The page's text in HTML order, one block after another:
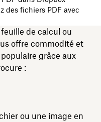
des fichiers PDF avec
de calcul ou
offre commodité et
grâce aux
:
ou une image en